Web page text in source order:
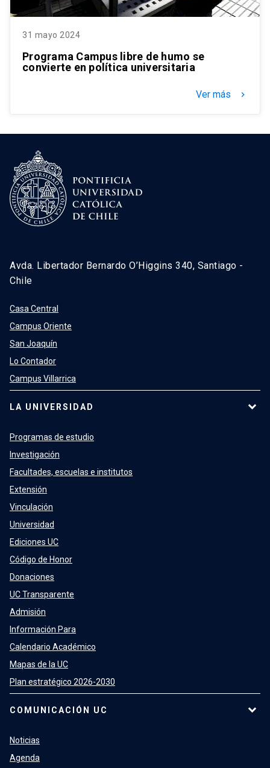
31 mayo 2024
Programa Campus libre de humo se
convierte en política universitaria
Ver más keyboard_arrow_right
Avda. Libertador Bernardo O’Higgins 340, Santiago -
Chile
Casa Central
Campus Oriente
San Joaquín
Lo Contador
Campus Villarrica
LA UNIVERSIDAD
Programas de estudio
Investigación
Facultades, escuelas e institutos
Extensión
Vinculación
Universidad
Ediciones UC
Código de Honor
Donaciones
UC Transparente
Admisión
Información Para
Calendario Académico
Mapas de la UC
Plan estratégico 2026-2030
COMUNICACIÓN UC
Noticias
Agenda